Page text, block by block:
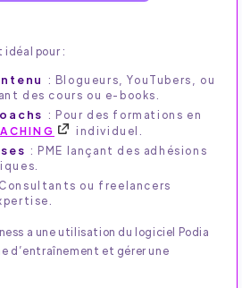
idéal pour :
: Blogueurs, YouTubers, ou
des cours ou e-books.
: Pour des formations en
individuel.
: PME lançant des adhésions
ou freelancers
a une utilisation du logiciel Podia
d’entraînement et gérer une